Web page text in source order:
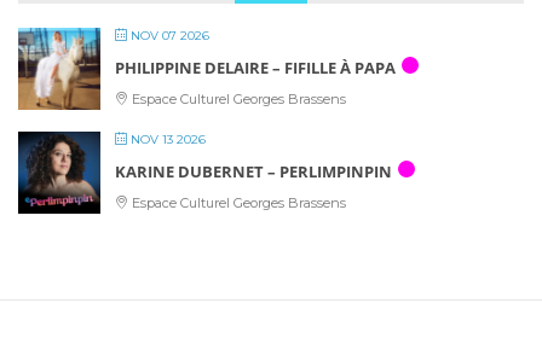
NOV 07 2026
PHILIPPINE DELAIRE – FIFILLE À PAPA
Espace Culturel Georges Brassens
NOV 13 2026
KARINE DUBERNET – PERLIMPINPIN
Espace Culturel Georges Brassens